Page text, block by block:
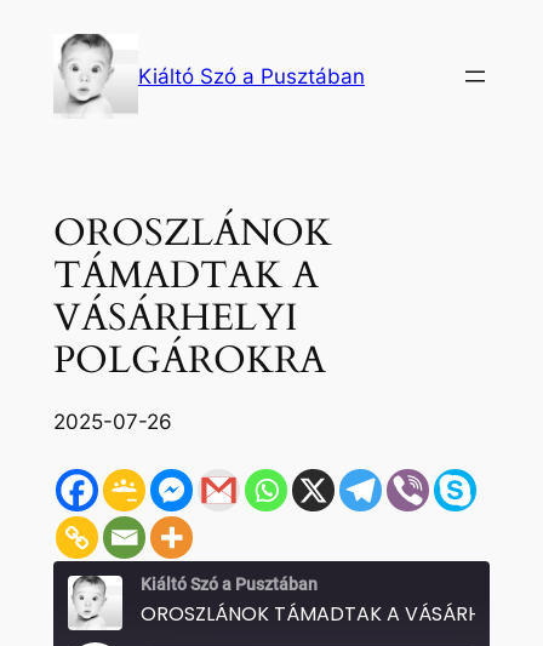
tartalomhoz
Kiáltó Szó a Pusztában
OROSZLÁNOK
TÁMADTAK A
VÁSÁRHELYI
POLGÁROKRA
2025-07-26
Kiáltó Szó a Pusztában